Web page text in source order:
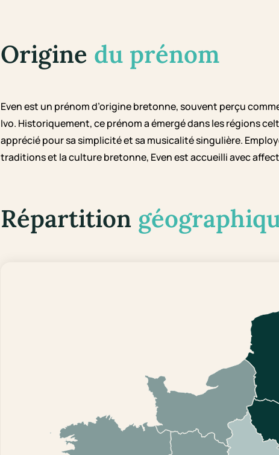
Origine du prénom
Even est un prénom d’origine bretonne, souvent perçu
Ivo. Historiquement, ce prénom a émergé dans les régions
apprécié pour sa simplicité et sa musicalité singulière.
traditions et la culture bretonne, Even est accueilli avec
Répartition